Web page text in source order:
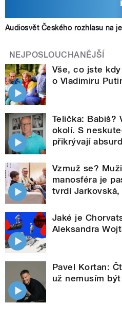
Audiosvět Českého rozhlasu na
NEJPOSLOUCHANĚJŠÍ
Vše, co jste
o Vladimiru
Telička: Babiš?
okolí. S
přikrývají
Vzmuž se?
manosféra je
tvrdí
Jaké je
Aleksandra
Pavel Kortan:
už nemusím